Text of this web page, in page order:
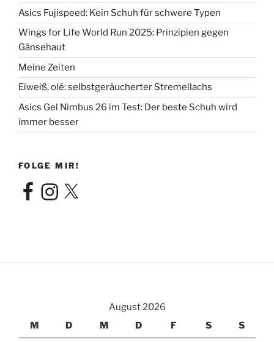
Asics Fujispeed: Kein Schuh für schwere Typen
Wings for Life World Run 2025: Prinzipien gegen
Gänsehaut
Meine Zeiten
Eiweiß, olé: selbstgeräucherter Stremellachs
Asics Gel Nimbus 26 im Test: Der beste Schuh wird
immer besser
FOLGE MIR!
FacebookInstagram
X
August 2026
M
D M D F S S